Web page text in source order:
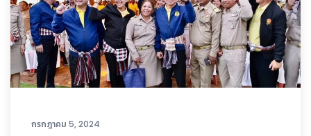
กรกฎาคม 5, 2024